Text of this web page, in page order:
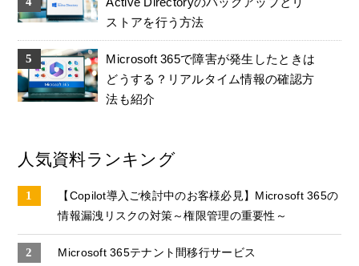
ストアを行う方法
Microsoft 365で障害が発生したときは
どうする？リアルタイム情報の確認方
法も紹介
人気資料ランキング
【Copilot導入ご検討中のお客様必見】Microsoft 365の
情報漏洩リスクの対策～権限管理の重要性～
Microsoft 365テナント間移行サービス